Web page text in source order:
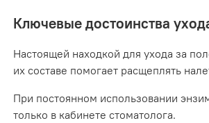
Ключевые достоинства
Настоящей находкой для ухода за
их составе помогает расщеплять
При постоянном использовании
только в кабинете стоматолога.